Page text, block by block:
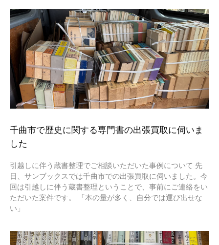
千曲市で歴史に関する専門書の出張買取に伺いま
した
引越しに伴う蔵書整理でご相談いただいた事例について 先
日、サンブックスでは千曲市での出張買取に伺いました。今
回は引越しに伴う蔵書整理ということで、事前にご連絡をい
ただいた案件です。 「本の量が多く、自分では運び出せな
い」